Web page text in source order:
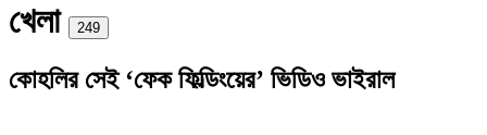
খেলা 249
কোহলির সেই ‘ফেক ফিল্ডিংয়ের’ ভিডিও ভাইরাল